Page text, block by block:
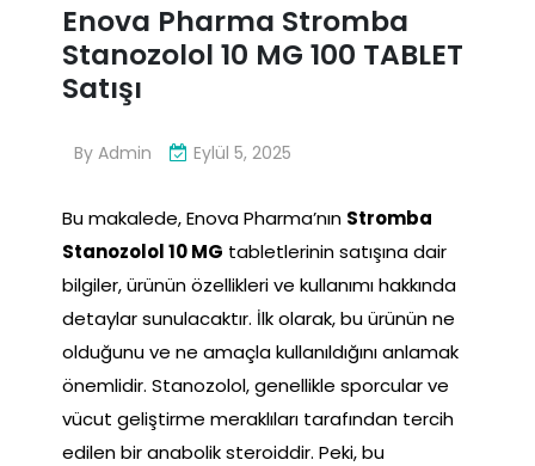
Enova Pharma Stromba
Stanozolol 10 MG 100 TABLET
Satışı
By Admin Eylül 5, 2025
Bu makalede, Enova Pharma’nın Stromba
Stanozolol 10 MG tabletlerinin satışına dair
bilgiler, ürünün özellikleri ve kullanımı hakkında
detaylar sunulacaktır. İlk olarak, bu ürünün ne
olduğunu ve ne amaçla kullanıldığını anlamak
önemlidir. Stanozolol, genellikle sporcular ve
vücut geliştirme meraklıları tarafından tercih
edilen bir anabolik steroiddir. Peki, bu